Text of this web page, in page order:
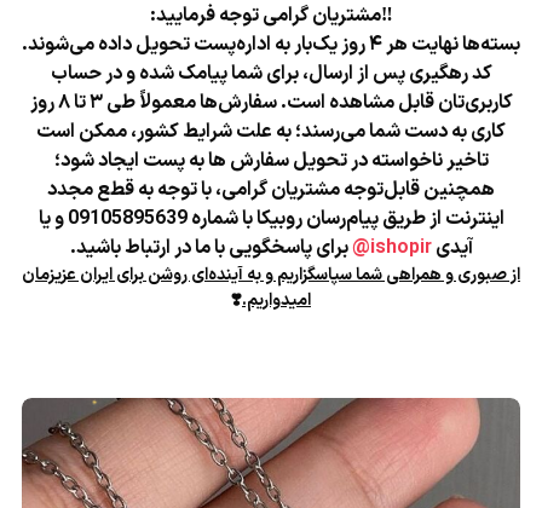
‼️مشتریان گرامی توجه فرمایید:
بسته‌ها نهایت هر ۴ روز یک‌بار به اداره‌پست تحویل داده می‌شوند.
کد رهگیری پس از ارسال، برای شما پیامک شده و در حساب
کاربری‌تان قابل مشاهده است. سفارش‌ها معمولاً طی ۳ تا ۸ روز
کاری به دست شما می‌رسند؛به علت شرایط کشور، ممکن است
تاخیر ناخواسته در تحویل سفارش ها به پست ایجاد شود؛
همچنین قابل‌توجه مشتریان گرامی، با توجه به قطع مجدد
اینترنت از طریق پیام‌رسان روبیکا با شماره 09105895639 و یا
آیدیishopir@ برای پاسخگویی با ما در ارتباط باشید.
از صبوری و همراهی شما سپاسگزاریم و به آینده‌ای روشن برای ایران عزیزمان
امیدواریم.❣️
★